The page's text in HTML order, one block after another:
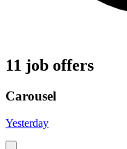
11 job offers
Carousel
Yesterday